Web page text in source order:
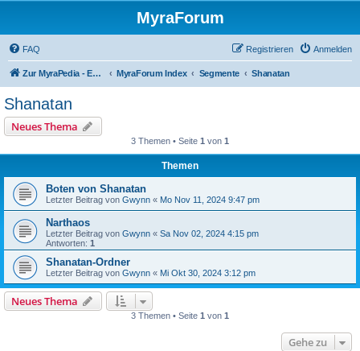
MyraForum
FAQ Anmelden
Registrieren
Zur MyraPedia - Enzyklopädie der Kampagnenwelt MyraForum Index Segmente Shanatan
Shanatan
Neues Thema
3 Themen • Seite 1 von 1
Themen
Boten von Shanatan
Letzter Beitrag von Gwynn « Mo Nov 11, 2024 9:47 pm
Narthaos
Letzter Beitrag von Gwynn « Sa Nov 02, 2024 4:15 pm
Antworten: 1
Shanatan-Ordner
Letzter Beitrag von Gwynn « Mi Okt 30, 2024 3:12 pm
Neues Thema
3 Themen • Seite 1 von 1
Gehe zu